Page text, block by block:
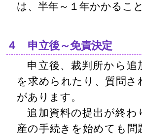
は、半年～１年かかるこ
４ 申立後～免責決定
申立後、裁判所から追
を求められたり、質問さ
があります。
追加資料の提出が終わ
産の手続きを始めても問